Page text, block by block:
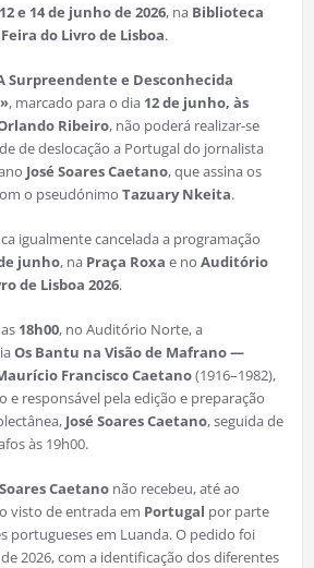
12 e 14 de junho de 2026, na Biblioteca
Feira do Livro de Lisboa.
Surpreendente e Desconhecida
, marcado para o dia 12 de junho, às
Ribeiro, não poderá realizar-se
de deslocação a Portugal do jornalista
José Soares Caetano, que assina os
o pseudónimo Tazuary Nkeita.
igualmente cancelada a programação
junho, na Praça Roxa e no Auditório
de Lisboa 2026.
18h00, no Auditório Norte, a
Os Bantu na Visão de Mafrano —
Francisco Caetano(1916–1982),
e responsável pela edição e preparação
José Soares Caetano, seguida de
às 19h00.
Caetano não recebeu, até ao
visto de entrada em Portugal por parte
portugueses em Luanda. O pedido foi
2026, com a identificação dos diferentes